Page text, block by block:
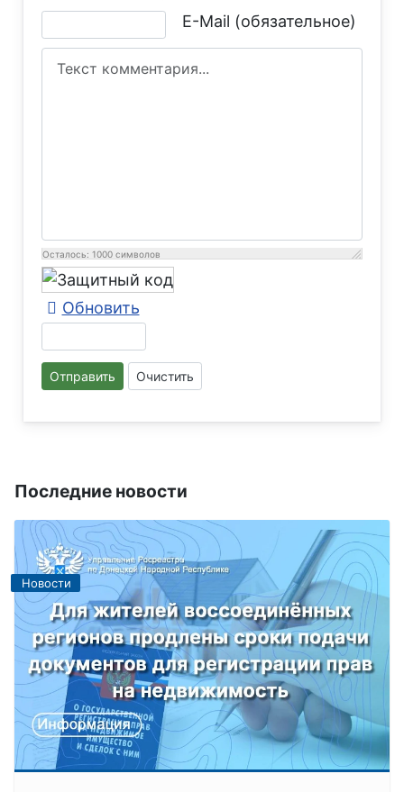
E-Mail (обязательное)
Осталось: 1000 символов
Обновить
Отправить Очистить
Последние новости
Новости